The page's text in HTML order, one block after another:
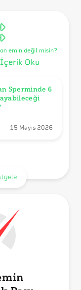
emin değil misin?
Oku
Sperminde 6
15 Mayıs 2026